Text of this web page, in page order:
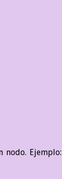
nodo. Ejemplo: